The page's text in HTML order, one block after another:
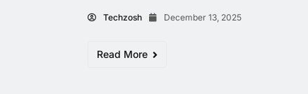
Techzosh December 13, 2025
Read More